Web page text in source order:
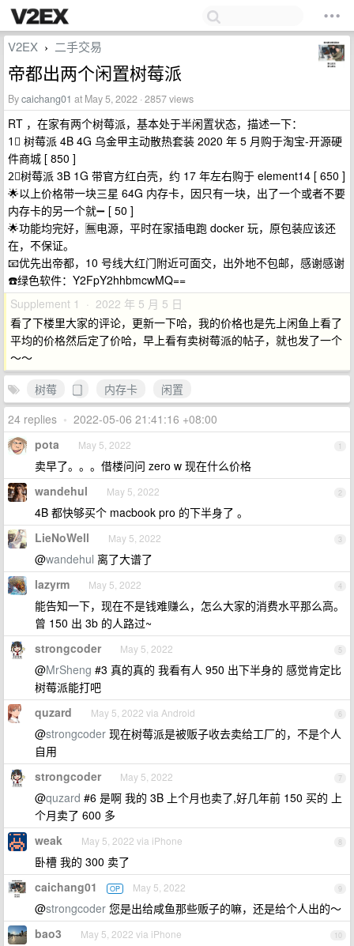
V2EX › 二手交易
帝都出两个闲置树莓派
Bycaichang01 at May 5, 2022 · 2857 views
RT ，在家有两个树莓派，基本处于半闲置状态，描述一下：
1⃣️ 树莓派 4B 4G 乌金甲主动散热套装 2020 年 5 月购于淘宝-开源硬
件商城 [ 850 ]
2⃣️树莓派 3B 1G 带官方红白壳，约 17 年左右购于 element14 [ 650 ]
🌟以上价格带一块三星 64G 内存卡，因只有一块，出了一个或者不要
内存卡的另一个就➖ [ 50 ]
🌟功能均完好，🈚️电源，平时在家插电跑 docker 玩，原包装应该还
在，不保证。
📧优先出帝都，10 号线大红门附近可面交，出外地不包邮，感谢感谢
☎️绿色软件：Y2FpY2hhbmcwMQ==
Supplement 1 · 2022 年 5 月 5 日
看了下楼里大家的评论，更新一下哈，我的价格也是先上闲鱼上看了
平均的价格然后定了价哈，早上看有卖树莓派的帖子，就也发了一个
～～
树莓
内存卡
闲置
24 replies • 2022-05-06 21:41:16 +08:00
1
pota May 5, 2022
卖早了。。。借楼问问 zero w 现在什么价格
2
wandehul May 5, 2022
4B 都快够买个 macbook pro 的下半身了 。
3
LieNoWell May 5, 2022
@wandehul 离了大谱了
4
lazyrm May 5, 2022
能告知一下，现在不是钱难赚么，怎么大家的消费水平那么高。
曾 150 出 3b 的人路过~
5
strongcoder May 5, 2022
@MrSheng #3 真的真的 我看有人 950 出下半身的 感觉肯定比
树莓派能打吧
6
quzard May 5, 2022 via Android
@strongcoder 现在树莓派是被贩子收去卖给工厂的，不是个人
自用
7
strongcoder May 5, 2022
@quzard #6 是啊 我的 3B 上个月也卖了,好几年前 150 买的 上
个月卖了 600 多
8
weak May 5, 2022 via iPhone
卧槽 我的 300 卖了
9
caichang01 OP May 5, 2022
@strongcoder 您是出给咸鱼那些贩子的嘛，还是给个人出的～
10
bao3 May 5, 2022 via iPhone